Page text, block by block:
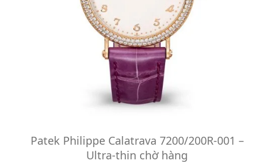
Patek Philippe Calatrava 7200/200R-001 –
Ultra-thin chờ hàng